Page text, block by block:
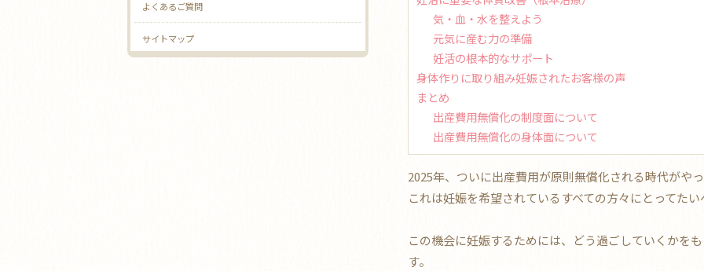
気・血・水を整えよう
元気に産む力の準備
妊活の根本的なサポート
身体作りに取り組み妊娠されたお客様の声
まとめ
出産費用無償化の制度面について
出産費用無償化の身体面について
2025年、ついに出産費用が原則無償化される時代がや
これは妊娠を希望されているすべての方々にとってた
この機会に妊娠するためには、どう過ごしていくかを
す。
よくあるご質問
サイトマップ